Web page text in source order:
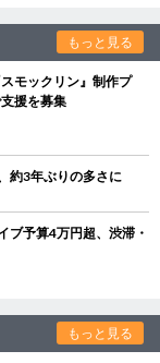
もっと見る
モックリン』制作プ
援を募集
約3年ぶりの多さに
予算4万円超、渋滞・
もっと見る